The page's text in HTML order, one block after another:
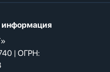
| ОГРН: